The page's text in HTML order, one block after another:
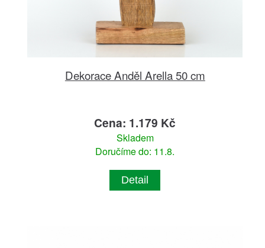
Dekorace Anděl Arella 50 cm
Cena: 1.179 Kč
Skladem
Doručíme do: 11.8.
Detail